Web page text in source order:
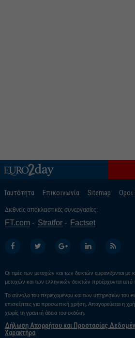
Ταυτότητα Επικοινωνία Sitemap Οροι
Διεθνείς αποκλειστικές συνεργασίες:
FT.com Stratfor Factset
Οι τιμές των μετοχών και των δεικτών εμφανίζονται με
μετοχών και των ελληνικών δεικτών προέρχονται από
Το σύνολο του περιεχομένου και των υπηρεσιών του
επισκέπτες για προσωπική χρήση. Απαγορεύεται η
χωρίς τη γραπτή άδεια του εκδότη.
Δήλωση Απορρήτου και Προστασίας
Χαρακτήρα